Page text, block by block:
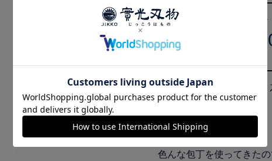
たくみ 1
色んな包丁を使ってきた